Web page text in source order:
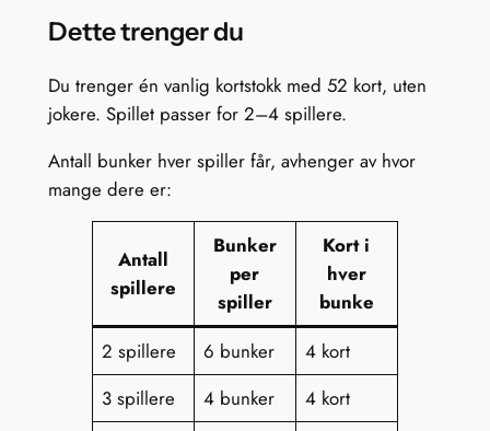
Dette trenger du
Du trenger én vanlig kortstokk med 52 kort, uten
jokere. Spillet passer for 2–4 spillere.
Antall bunker hver spiller får, avhenger av hvor
mange dere er:
Antall
spillere
Bunker
per
spiller
Kort i
hver
bunke
2 spillere
6 bunker
4 kort
3 spillere
4 bunker
4 kort